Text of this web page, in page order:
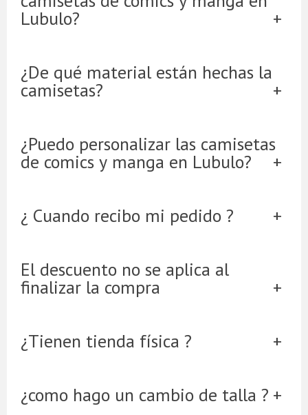
Lubulo?
¿De qué material están hechas la
camisetas?
¿Puedo personalizar las camisetas
de comics y manga en Lubulo?
¿ Cuando recibo mi pedido ?
El descuento no se aplica al
finalizar la compra
¿Tienen tienda física ?
¿como hago un cambio de talla ?